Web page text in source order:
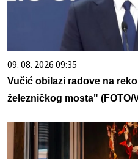
09. 08. 2026 09:35
Vučić obilazi radove na
železničkog mosta" (FOTO/